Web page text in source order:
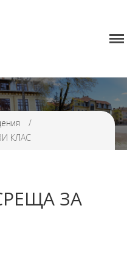
уредба
и дейности
разписание
/
КЛАС
ЗА